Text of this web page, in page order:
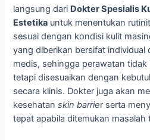
langsung dari Dokter Spesialis
Estetika untuk menentukan
sesuai dengan kondisi kulit
yang diberikan bersifat individual
medis, sehingga perawatan
tetapi disesuaikan dengan
secara klinis. Dokter juga akan
kesehatanskin barrier serta
tepat apabila ditemukan masalah